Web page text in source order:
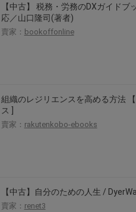
【中古】 税務・労務のDXガイド
応／山口隆司(著者)
賣家： bookoffonline
組織のレジリエンスを高める方法
ス ]
賣家： rakutenkobo-ebooks
【中古】自分のための人生 /
賣家： renet3